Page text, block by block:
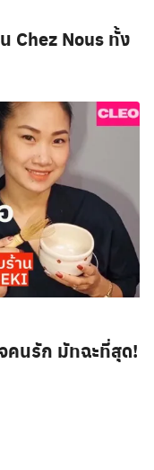
Chez Nous ทั้ง
จคนรัก มัทฉะที่สุด!